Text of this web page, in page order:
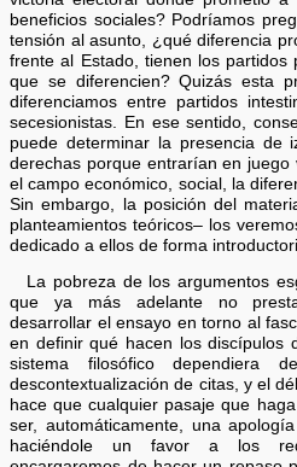
beneficios sociales? Podríamos
tensión al asunto, ¿qué diferencia
frente al Estado, tienen los partidos
que se diferencien? Quizás esta
diferenciamos entre partidos
secesionistas. En ese sentido,
puede determinar la presencia de
derechas porque entrarían en
el campo económico, social, la
Sin embargo, la posición del
planteamientos teóricos– los
dedicado a ellos de forma
La pobreza de los argumentos
que ya más adelante no
desarrollar el ensayo en torno al
en definir qué hacen los discípulos
sistema filosófico
descontextualización de citas, y el
hace que cualquier pasaje que
ser, automáticamente, una
haciéndole un favor a los